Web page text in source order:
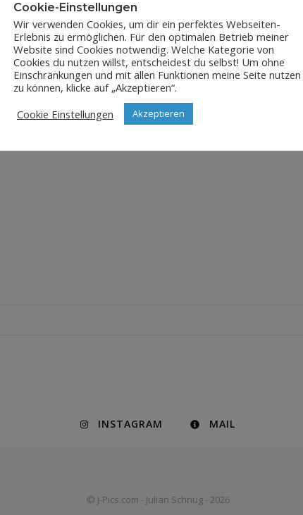
JPI_0878
7. Februar 2021
INSTAGRAM MAIL
© J-Pics.com - Julian Schnug - 2026
Cookie-Einstellungen
Wir verwenden Cookies, um dir ein perfektes Webseiten-
Erlebnis zu ermöglichen. Für den optimalen Betrieb meiner
Website sind Cookies notwendig. Welche Kategorie von
Cookies du nutzen willst, entscheidest du selbst! Um ohne
Einschränkungen und mit allen Funktionen meine Seite nutzen
zu können, klicke auf „Akzeptieren“.
Cookie Einstellungen
Akzeptieren